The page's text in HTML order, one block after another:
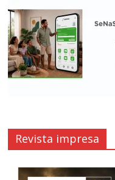
Revista impresa